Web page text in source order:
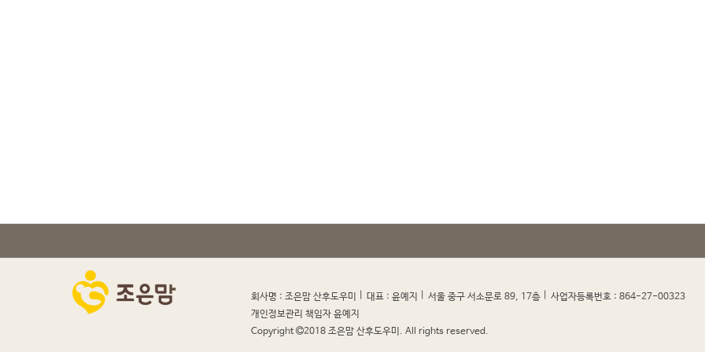
회사명 : 조은맘 산후도우미 대표 : 윤예지 서울 중구 서소문로 89, 17층 사업자등록번호 : 864-27-00323
개인정보관리 책임자 윤예지
Copyright
2018 조은맘 산후도우미. All rights reserved.